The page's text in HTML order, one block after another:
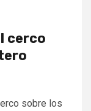
cerco
sobre los